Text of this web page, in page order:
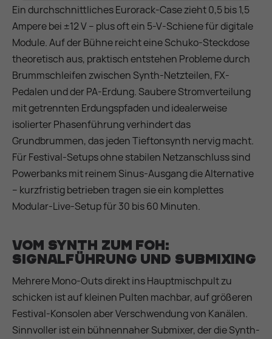
Ein durchschnittliches Eurorack-Case zieht 0,5 bis 1,5
Ampere bei ±12 V – plus oft ein 5-V-Schiene für digitale
Module. Auf der Bühne reicht eine Schuko-Steckdose
theoretisch aus, praktisch entstehen Probleme durch
Brummschleifen zwischen Synth-Netzteilen, FX-
Pedalen und der PA-Erdung. Saubere Stromverteilung
mit getrennten Erdungspfaden und idealerweise
isolierter Phasenführung verhindert das
Grundbrummen, das jeden Tieftonsynth nervig macht.
Für Festival-Setups ohne stabilen Netzanschluss sind
Powerbanks mit reinem Sinus-Ausgang die Alternative
– kurzfristig betrieben tragen sie ein komplettes
Modular-Live-Setup für 30 bis 60 Minuten.
Vom Synth zum FOH:
Signalführung und Submixing
Mehrere Mono-Outs direkt ins Hauptmischpult zu
schicken ist auf kleinen Pulten machbar, auf größeren
Festival-Konsolen aber Verschwendung von Kanälen.
Sinnvoller ist ein bühnennaher Submixer, der die Synth-